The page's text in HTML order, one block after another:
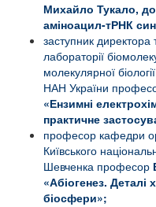
Михайло Тукало,
аміноацил-тРНК
заступник директора
лабораторії
молекулярної
НАН України
«Ензимні
практичне
професор кафедри
Київського
Шевченка професор
«Абіогенез. Деталі
біосфери»;